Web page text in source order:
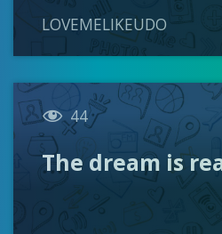
LOVEMELIKEUDO
 44
The dream is